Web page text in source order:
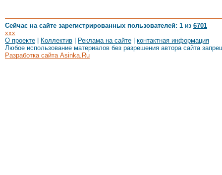
Сейчас на сайте зарегистрированных пользователей: 1 из 6701
xxx
О проекте
Коллектив Реклама на сайте
контактная информация
Любое использование материалов без разрешения автора сайта
Разработка сайта Asinka.Ru